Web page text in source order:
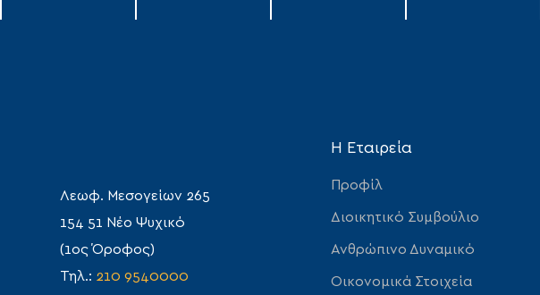
Λεωφ. Μεσογείων 265
154 51 Νέο Ψυχικό
(1ος Όροφος)
Τηλ.: 210 9540000
Η Εταιρεία
Προφίλ
Διοικητικό Συμβούλιο
Ανθρώπινο Δυναμικό
Οικονομικά Στοιχεία